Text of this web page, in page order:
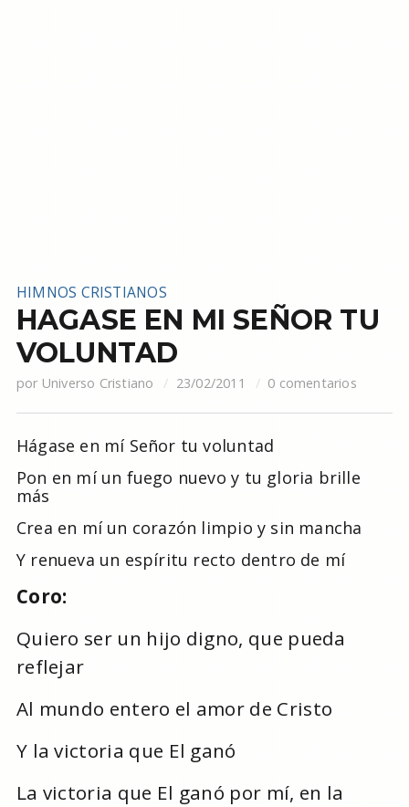
HIMNOS CRISTIANOS
HAGASE EN MI SEÑOR TU
VOLUNTAD
por Universo Cristiano 23/02/2011 0 comentarios
Hágase en mí Señor tu voluntad
Pon en mí un fuego nuevo y tu gloria brille
más
Crea en mí un corazón limpio y sin mancha
Y renueva un espíritu recto dentro de mí
Coro:
Quiero ser un hijo digno, que pueda
reflejar
Al mundo entero el amor de Cristo
Y la victoria que El ganó
La victoria que El ganó por mí, en la